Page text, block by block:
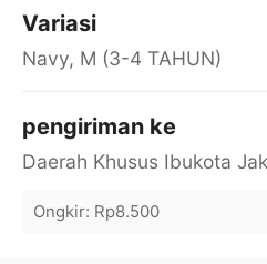
Variasi
Navy, M (3-4 TAHUN)
pengiriman ke
Ongkir: Rp8.500